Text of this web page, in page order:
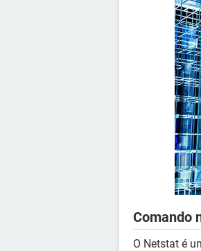
Comando
O Netstat é